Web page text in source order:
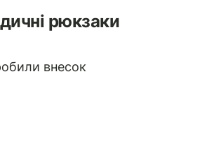
рюкзаки
внесок